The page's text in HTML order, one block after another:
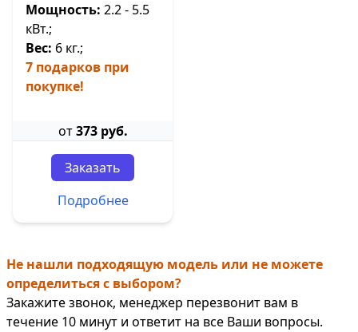
Мощность: 2.2 - 5.5
кВт.;
Вес: 6 кг.;
7 подарков при
покупке!
от373 руб.
Заказать
Подробнее
Не нашли подходящую модель или не можете
определиться с выбором?
Закажите звонок, менеджер перезвонит вам в
течение 10 минут и ответит на все Ваши вопросы.